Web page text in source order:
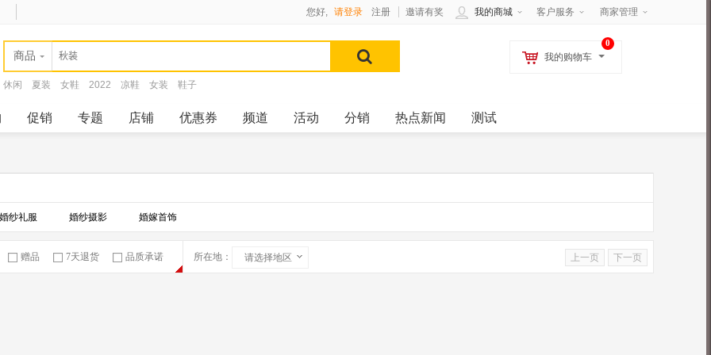
客户服务 商家管理
我的商城
您好, 请登录 注册 邀请有奖
商品
休闲 夏装 女鞋 2022 凉鞋 女装 鞋子
0
我的购物车
促销 专题 店铺 优惠券 频道 活动 分销 热点新闻 测试
婚纱礼服 婚纱摄影 婚嫁首饰
上一页 下一页
赠品 7天退货 品质承诺 所在地： 请选择地区